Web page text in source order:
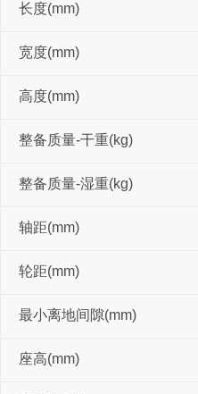
长度(mm)
宽度(mm)
高度(mm)
整备质量-干重(kg)
整备质量-湿重(kg)
轴距(mm)
轮距(mm)
最小离地间隙(mm)
座高(mm)